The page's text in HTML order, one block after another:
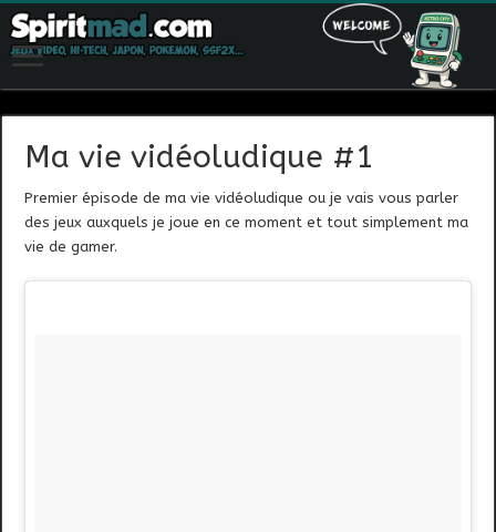
Ma vie vidéoludique #1
Premier épisode de ma vie vidéoludique ou je vais vous parler
des jeux auxquels je joue en ce moment et tout simplement ma
vie de gamer.